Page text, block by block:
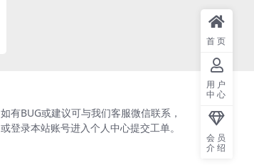
如有BUG或建议可与我们客服微信联系，
或登录本站账号进入个人中心提交工单。
首页
用户
中心
会员
介绍